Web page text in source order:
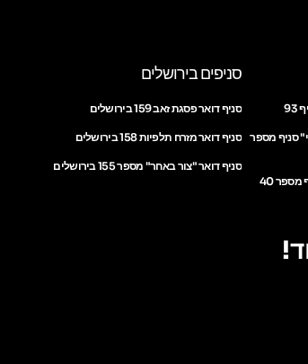
סניף מספר
40
סניפים בירושלים
סניף דואר פסגת זאב 159 בירושלים
סניף דואר מזרח תלפיות 158 בירושלים
סניף דואר "צור באחר" מספר 155 בירושלים